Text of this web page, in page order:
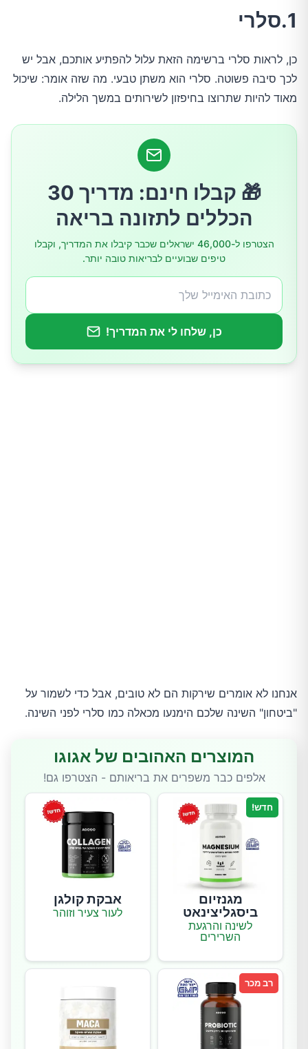
1.סלרי
כן, לראות סלרי ברשימה הזאת עלול להפתיע אותכם, אבל יש
לכך סיבה פשוטה. סלרי הוא משתן טבעי. מה שזה אומר: שיכול
מאוד להיות שתרוצו בחיפזון לשירותים במשך הלילה.
🎁 קבלו חינם: מדריך 30
הכללים לתזונה בריאה
הצטרפו ל-46,000 ישראלים שכבר קיבלו את המדריך, וקבלו
טיפים שבועיים לבריאות טובה יותר.
כן, שלחו לי את המדריך!
אנחנו לא אומרים שירקות הם לא טובים, אבל כדי לשמור על
"ביטחון" השינה שלכם הימנעו מכאלה כמו סלרי לפני השינה.
המוצרים האהובים של אגוגו
אלפים כבר משפרים את בריאותם - הצטרפו גם!
חדש!
מגנזיום
ביסגליצינאט
לשינה והרגעת
השרירים
אבקת קולגן
לעור צעיר וזוהר
רב מכר